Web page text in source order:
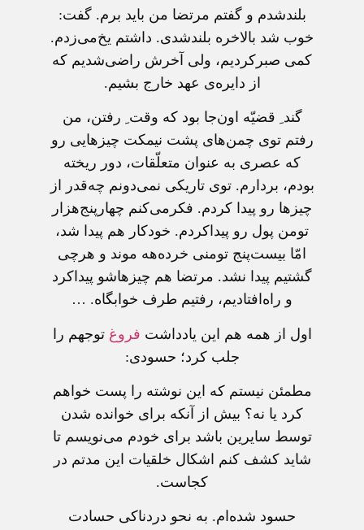
بلندشدم و گفتم مرتضا من باید برم. گفت:
خوب شد بالاخره بلندشدی. داشتم یخ‌می‌زدم.
کمی صبرکردیم، ولی آخرش راضی‌شدیم که
از دایره‌ی عهد خارج بشیم.
گند ِ قضیّه اون‌جا بود که وقت ِ رفتن، من
رفتم توی چمن‌های پشت نیمکت چیزهایی رو
که عصری به عنوان متعلّقات، دور ریخته
بودم، بردارم. توی تاریکی نمی‌دونم چه‌قدر از
چیزها رو پیدا کردم. فکرمی‌کنم چهارپنج‌هزار
تومن پول رو پیداکردم. خودکار هم پیدا شد،
امّا بیست‌پنج تومنی خرده‌هه موند و هرچی
گشتیم پیدا نشد. مرتضا هم چیزهاشو پیداکرد
و راه‌افتادیم، رفتیم طرف خوابگاه. …
اول از همه هم اين يادداشت فروغ توجهم را
جلب کرد؛ حسودی:
مطمئن نیستم که این نوشته را پست خواهم
کرد یا نه؟ بیش از آنکه برای خوانده شدن
توسط سایرین باشد برای خودم می‌نویسم تا
شاید کشف کنم اشکال خلقیات این مدتم در
کجاست.
حسود شده‌ام. به نحو دردناکی حسادت